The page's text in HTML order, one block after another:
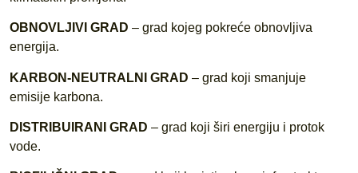
OBNOVLJIVI GRAD – grad kojeg pokreće obnovljiva
energija.
KARBON-NEUTRALNI GRAD – grad koji smanjuje
emisije karbona.
DISTRIBUIRANI GRAD – grad koji širi energiju i protok
vode.